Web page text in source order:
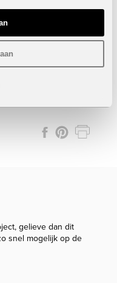
gelieve dan dit
snel mogelijk op de